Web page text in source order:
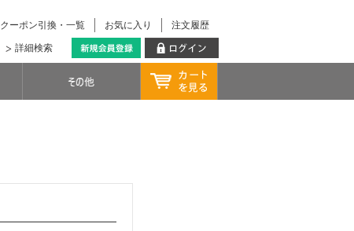
注文履歴
お気に入り
クーポン引換・一覧
詳細検索